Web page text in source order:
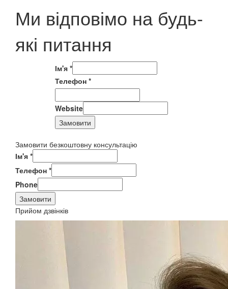
Ми відповімо на будь-
які питання
Ім'я *
Телефон *
Website
Замовити
Замовити безкоштовну консультацію
Ім'я *
Телефон *
Phone
Замовити
Прийом дзвінків